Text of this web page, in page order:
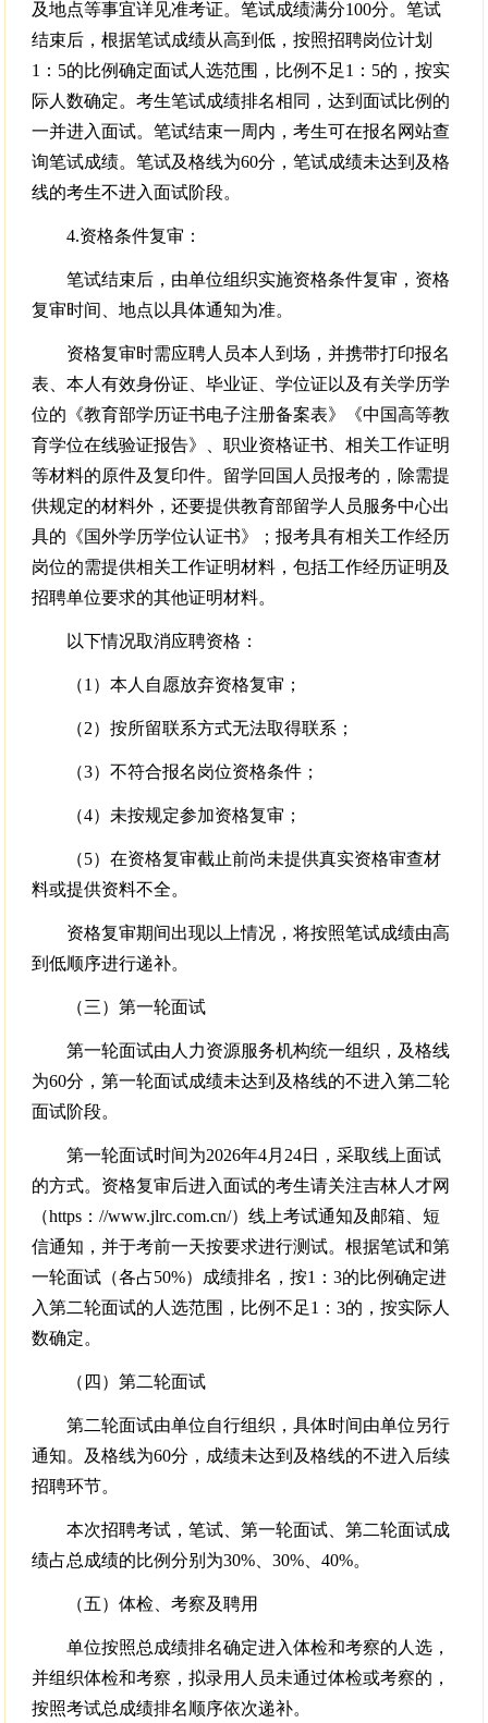
及地点等事宜详见准考证。笔试成绩满分100分。笔试
结束后，根据笔试成绩从高到低，按照招聘岗位计划
1：5的比例确定面试人选范围，比例不足1：5的，按实
际人数确定。考生笔试成绩排名相同，达到面试比例的
一并进入面试。笔试结束一周内，考生可在报名网站查
询笔试成绩。笔试及格线为60分，笔试成绩未达到及格
线的考生不进入面试阶段。
4.资格条件复审：
笔试结束后，由单位组织实施资格条件复审，资格
复审时间、地点以具体通知为准。
资格复审时需应聘人员本人到场，并携带打印报名
表、本人有效身份证、毕业证、学位证以及有关学历学
位的《教育部学历证书电子注册备案表》《中国高等教
育学位在线验证报告》、职业资格证书、相关工作证明
等材料的原件及复印件。留学回国人员报考的，除需提
供规定的材料外，还要提供教育部留学人员服务中心出
具的《国外学历学位认证书》；报考具有相关工作经历
岗位的需提供相关工作证明材料，包括工作经历证明及
招聘单位要求的其他证明材料。
以下情况取消应聘资格：
（1）本人自愿放弃资格复审；
（2）按所留联系方式无法取得联系；
（3）不符合报名岗位资格条件；
（4）未按规定参加资格复审；
（5）在资格复审截止前尚未提供真实资格审查材
料或提供资料不全。
资格复审期间出现以上情况，将按照笔试成绩由高
到低顺序进行递补。
（三）第一轮面试
第一轮面试由人力资源服务机构统一组织，及格线
为60分，第一轮面试成绩未达到及格线的不进入第二轮
面试阶段。
第一轮面试时间为2026年4月24日，采取线上面试
的方式。资格复审后进入面试的考生请关注吉林人才网
（https：//www.jlrc.com.cn/）线上考试通知及邮箱、短
信通知，并于考前一天按要求进行测试。根据笔试和第
一轮面试（各占50%）成绩排名，按1：3的比例确定进
入第二轮面试的人选范围，比例不足1：3的，按实际人
数确定。
（四）第二轮面试
第二轮面试由单位自行组织，具体时间由单位另行
通知。及格线为60分，成绩未达到及格线的不进入后续
招聘环节。
本次招聘考试，笔试、第一轮面试、第二轮面试成
绩占总成绩的比例分别为30%、30%、40%。
（五）体检、考察及聘用
单位按照总成绩排名确定进入体检和考察的人选，
并组织体检和考察，拟录用人员未通过体检或考察的，
按照考试总成绩排名顺序依次递补。